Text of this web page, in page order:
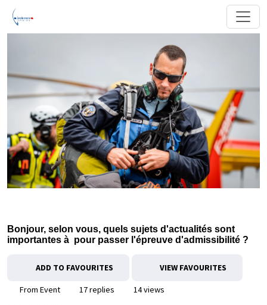
Bonjour, selon vous, quels sujets d'actualités sont
importantes à pour passer l'épreuve d'admissibilité ?
ADD TO FAVOURITES VIEW FAVOURITES
From Event 17 replies
14 views